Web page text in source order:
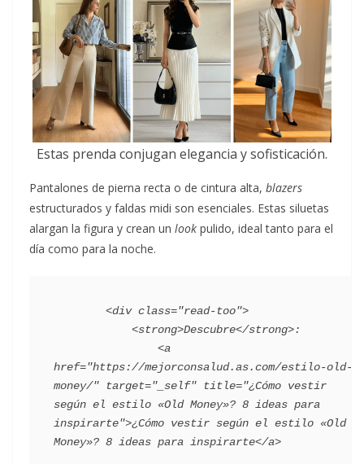
Estas prenda conjugan elegancia y sofisticación.
Pantalones de pierna recta o de cintura alta, blazers
estructurados y faldas midi son esenciales. Estas siluetas
alargan la figura y crean un look pulido, ideal tanto para el
día como para la noche.
href="https://mejorconsalud.as.com/estilo-old-
money/" target="_self" title="¿Cómo vestir
según el estilo «Old Money»? 8 ideas para
inspirarte">¿Cómo vestir según el estilo «Old
Money»? 8 ideas para inspirarte</a>